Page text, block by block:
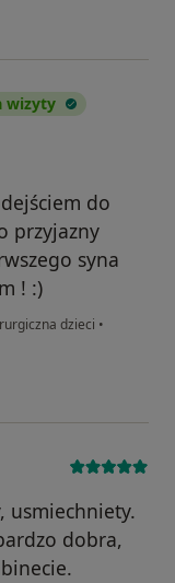
wizyty
do
przyjazny
syna
! :)
dzieci •
usmiechniety.
dobra,